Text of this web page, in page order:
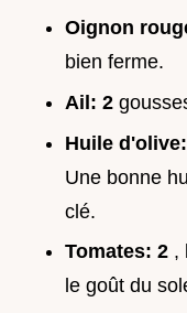
Oignon
bien ferme.
Ail: 2
Huile d'olive:
Une bonne
clé.
Tomates: 2 ,
le goût du